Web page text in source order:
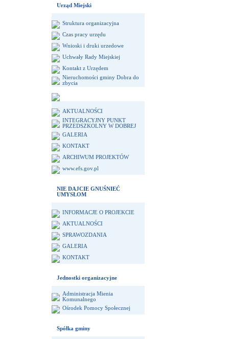
Urząd Miejski
Struktura organizacyjna
Czas pracy urzędu
Wnioski i druki urzedowe
Uchwały Rady Miejskiej
Kontakt z Urzędem
Nieruchomości gminy Dobra do
zbycia
AKTUALNOŚCI
INTEGRACYJNY PUNKT
PRZEDSZKOLNY W DOBREJ
GALERIA
KONTAKT
ARCHIWUM PROJEKTÓW
www.efs.gov.pl
NIE DAJCIE GNUŚNIEĆ
UMYSŁOM
INFORMACJE O PROJEKCIE
AKTUALNOŚCI
SPRAWOZDANIA
GALERIA
KONTAKT
Jednostki organizacyjne
Administracja Mienia
Komunalnego
Ośrodek Pomocy Społecznej
Spółka gminy